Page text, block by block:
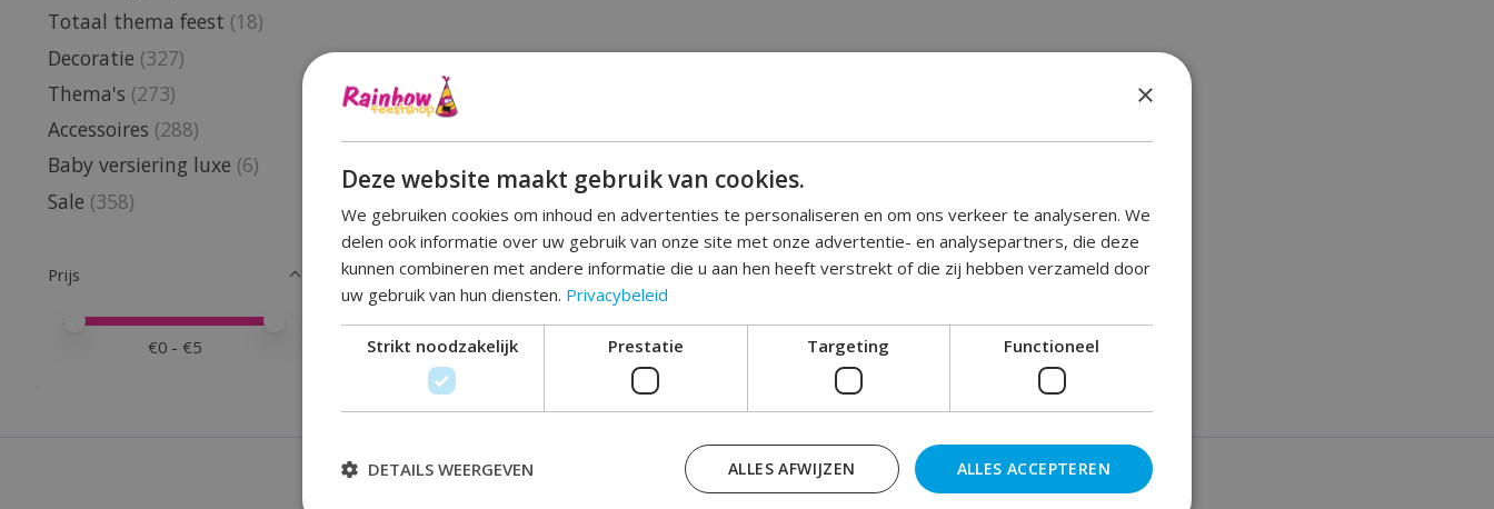
Totaal thema feest (18)
Decoratie (327)
Thema's (273)
Accessoires (288)
Baby versiering luxe (6)
Sale (358)
Prijs
Minimale prijswaarde
Price maximum value
€0 - €5
×
Deze website maakt gebruik van cookies.
We gebruiken cookies om inhoud en advertenties te personaliseren en om ons verkeer te analyseren. We
delen ook informatie over uw gebruik van onze site met onze advertentie- en analysepartners, die deze
kunnen combineren met andere informatie die u aan hen heeft verstrekt of die zij hebben verzameld door
uw gebruik van hun diensten. Privacybeleid
Strikt noodzakelijk Prestatie Targeting Functioneel
ALLES ACCEPTEREN
ALLES AFWIJZEN
DETAILS WEERGEVEN